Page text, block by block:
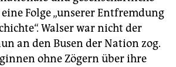
Folge „unserer Entfremdung
Walser war nicht der
an den Busen der Nation zog.
ohne Zögern über ihre